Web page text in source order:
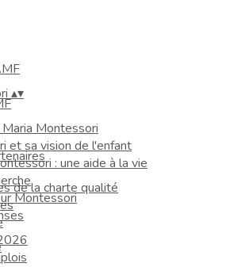
▴▾
Montessori
et sa vision de l'enfant
: une aide à la vie
Montessori
de la charte qualité